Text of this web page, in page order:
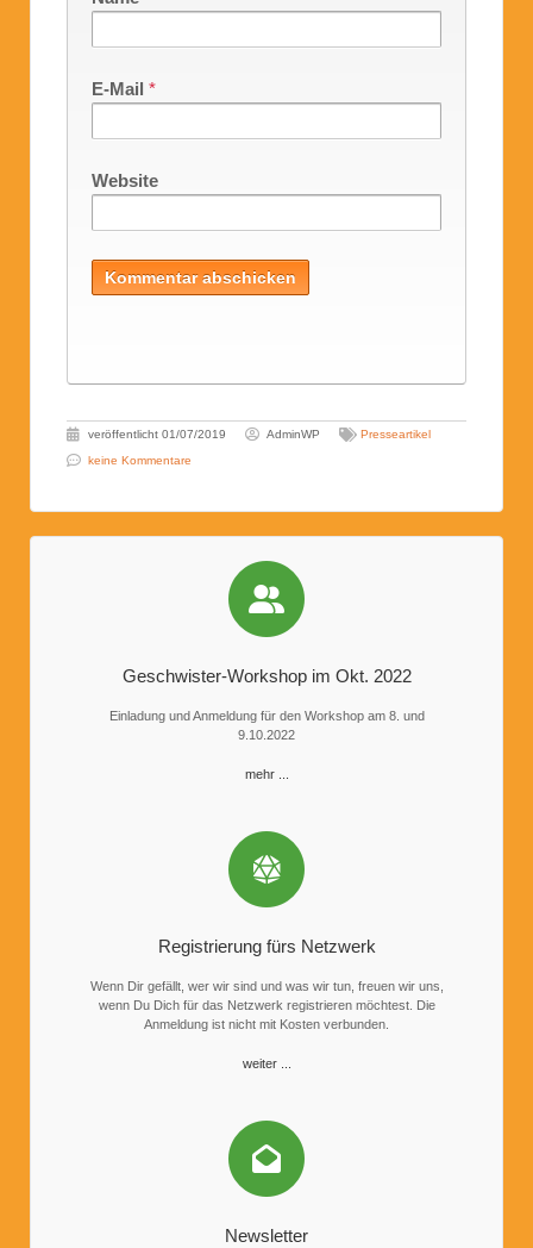
E-Mail *
Website
veröffentlicht 01/07/2019 AdminWP
Presseartikel
keine Kommentare
Geschwister-Workshop im Okt. 2022
Einladung und Anmeldung für den Workshop am 8. und
9.10.2022
mehr ...
Registrierung fürs Netzwerk
Wenn Dir gefällt, wer wir sind und was wir tun, freuen wir uns,
wenn Du Dich für das Netzwerk registrieren möchtest. Die
Anmeldung ist nicht mit Kosten verbunden.
weiter ...
Newsletter